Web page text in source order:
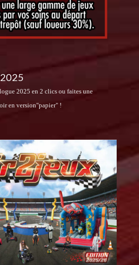
2025 en 2 clics ou faites une
en version"papier" !